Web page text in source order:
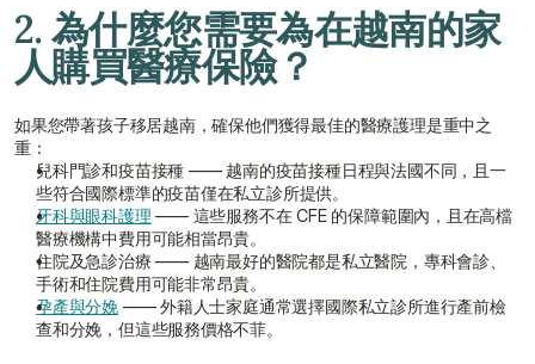
2. 為什麼您需要為在越南的家
人購買醫療保險？
如果您帶著孩子移居越南，確保他們獲得最佳的醫療護理是重中之
重：
兒科門診和疫苗接種 —— 越南的疫苗接種日程與法國不同，且一
些符合國際標準的疫苗僅在私立診所提供。
牙科與眼科護理 —— 這些服務不在 CFE 的保障範圍內，且在高檔
醫療機構中費用可能相當昂貴。
住院及急診治療 —— 越南最好的醫院都是私立醫院，專科會診、
手術和住院費用可能非常昂貴。
孕產與分娩 —— 外籍人士家庭通常選擇國際私立診所進行產前檢
查和分娩，但這些服務價格不菲。